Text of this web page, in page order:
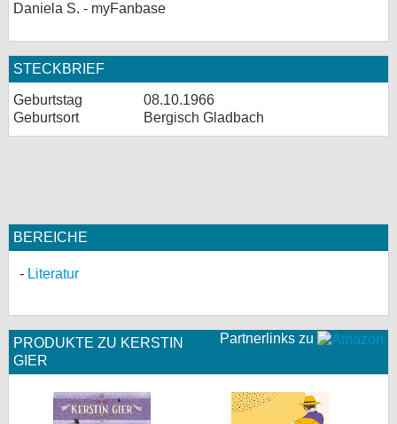
Daniela S. - myFanbase
STECKBRIEF
Geburtstag
08.10.1966
Geburtsort
Bergisch Gladbach
BEREICHE
Literatur
Partnerlinks zu
PRODUKTE ZU KERSTIN
GIER